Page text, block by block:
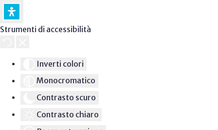
Strumenti di accessibilità
Inverti colori
Monocromatico
Contrasto scuro
Contrasto chiaro